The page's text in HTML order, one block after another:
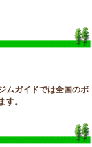
ムガイドでは全国のボ
す。